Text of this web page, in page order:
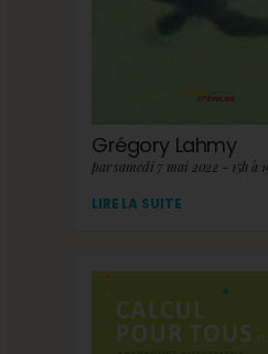
Grégory Lahmy
par samedi 7 mai 2022 - 15h à
LIRE LA SUITE